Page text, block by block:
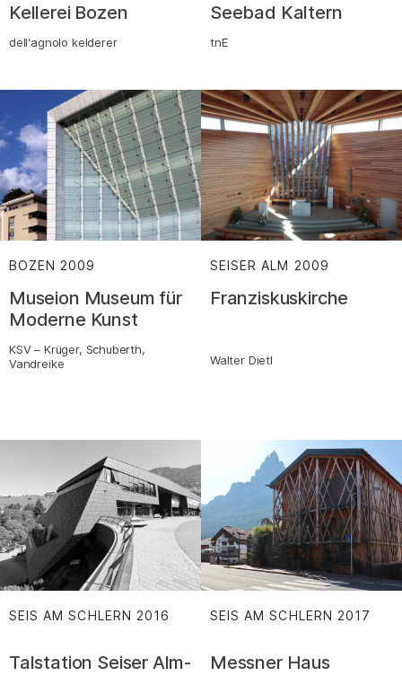
Kellerei Bozen
dell‘agnolo kelderer
Seebad Kaltern
tnE
BOZEN 2009
Museion Museum für
Moderne Kunst
KSV – Krüger, Schuberth,
Vandreike
SEISER ALM 2009
Franziskuskirche
Walter Dietl
SEIS AM SCHLERN 2016
Talstation Seiser Alm-
SEIS AM SCHLERN 2017
Messner Haus